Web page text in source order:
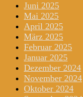
Juni 2025
Mai 2025
April 2025
März 2025
Februar 2025
Januar 2025
Dezember 2024
November 2024
Oktober 2024